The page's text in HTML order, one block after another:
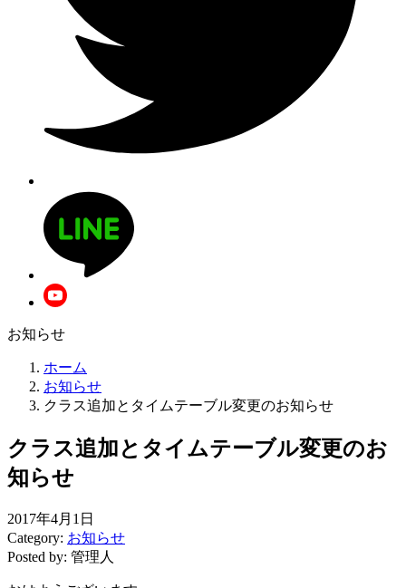
お知らせ
ホーム
お知らせ
クラス追加とタイムテーブル変更のお知らせ
クラス追加とタイムテーブル変更のお
知らせ
2017年4月1日
Category: お知らせ
Posted by: 管理人